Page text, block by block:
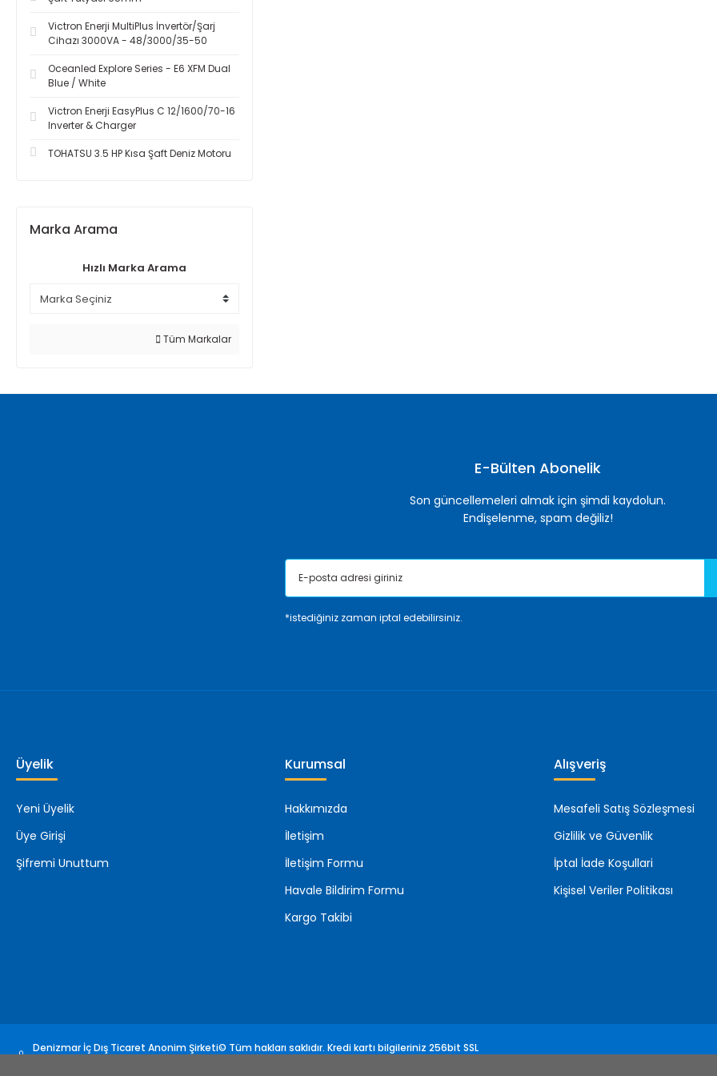
Victron Enerji MultiPlus İnvertör/Şarj
Cihazı 3000VA - 48/3000/35-50
Oceanled Explore Series - E6 XFM Dual
Blue / White
Victron Enerji EasyPlus C 12/1600/70-16
Inverter & Charger
TOHATSU 3.5 HP Kısa Şaft Deniz Motoru
Marka Arama
Hızlı Marka Arama
Tüm Markalar
E-Bülten Abonelik
Son güncellemeleri almak için şimdi kaydolun.
Endişelenme, spam değiliz!
*istediğiniz zaman iptal edebilirsiniz.
Üyelik
Yeni Üyelik
Üye Girişi
Şifremi Unuttum
Kurumsal
Hakkımızda
İletişim
İletişim Formu
Havale Bildirim Formu
Kargo Takibi
Alışveriş
Mesafeli Satış Sözleşmesi
Gizlilik ve Güvenlik
İptal İade Koşullari
Kişisel Veriler Politikası
Denizmar İç Dış Ticaret Anonim Şirketi© Tüm hakları saklıdır. Kredi kartı bilgileriniz 256bit SSL